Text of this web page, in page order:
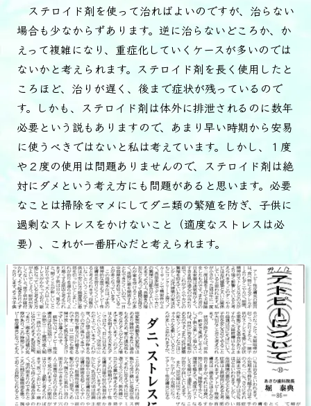
ステロイド剤を使って治ればよいのですが、治らない
場合も少なからずあります。逆に治らないどころか、か
えって複雑になり、重症化していくケースが多いのでは
ないかと考えられます。ステロイド剤を長く使用したと
ころほど、治りが遅く、後まで症状が残っているので
す。しかも、ステロイド剤は体外に排泄されるのに数年
必要という説もありますので、あまり早い時期から安易
に使うべきではないと私は考えています。しかし、１度
や２度の使用は問題ありませんので、ステロイド剤は絶
対にダメという考え方にも問題があると思います。必要
なことは掃除をマメにしてダニ類の繁殖を防ぎ、子供に
過剰なストレスをかけないこと（適度なストレスは必
要）、これが一番肝心だと考えられます。